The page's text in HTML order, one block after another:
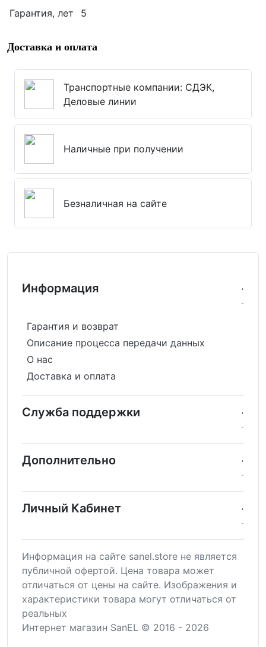
Гарантия, лет
5
Доставка и оплата
Транспортные компании: СДЭК,
Деловые линии
Наличные при получении
Безналичная на сайте
Информация
Гарантия и возврат
Описание процесса передачи данных
О нас
Доставка и оплата
Служба поддержки
Дополнительно
Личный Кабинет
Информация на сайте sanel.store не является
публичной офертой. Цена товара может
отличаться от цены на сайте. Изображения и
характеристики товара могут отличаться от
реальных
Интернет магазин SanEL © 2016 - 2026